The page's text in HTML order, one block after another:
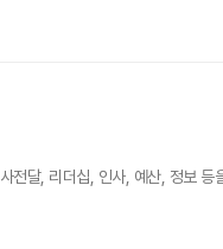
전달, 리더십, 인사, 예산, 정보 등